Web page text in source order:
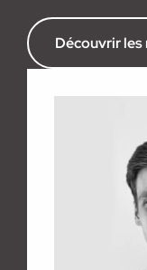
Découvrir les